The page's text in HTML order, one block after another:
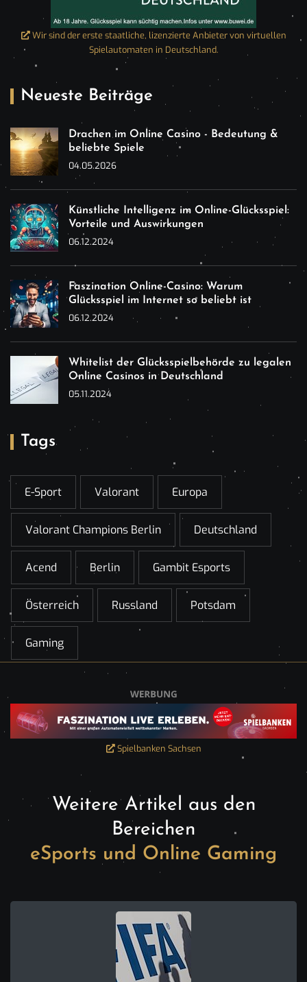
Wir sind der erste staatliche, lizenzierte Anbieter von virtuellen
Spielautomaten in Deutschland.
Neueste Beiträge
Drachen im Online Casino - Bedeutung &
beliebte Spiele
04.05.2026
Künstliche Intelligenz im Online-Glücksspiel:
Vorteile und Auswirkungen
06.12.2024
Faszination Online-Casino: Warum
Glücksspiel im Internet so beliebt ist
06.12.2024
Whitelist der Glücksspielbehörde zu legalen
Online Casinos in Deutschland
05.11.2024
Tags
E-Sport Valorant Europa
Valorant Champions Berlin Deutschland
Acend Berlin Gambit Esports
Österreich Russland Potsdam
Gaming
Spielbanken Sachsen
Weitere Artikel aus den
Bereichen
eSports und Online Gaming